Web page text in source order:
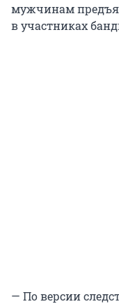
мужчинам
в участниках
— По версии